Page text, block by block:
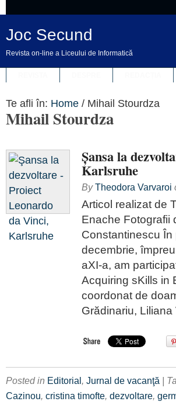
Joc Secund
Revista on-line a Liceului de Informatică
Te afli în: Home / Mihail Stourdza
Mihail Stourdza
Şansa la
Karlsruhe
ByTheodora Varvaroi
Articol realizat de
Enache Fotografii
Constantinescu
decembrie,
aXI-a, am
Acquiring sKills in
coordonat de
Grădinariu,
Posted in Editorial, Jurnal de vacanţă |
Cazinou, cristina timofte, dezvoltare,